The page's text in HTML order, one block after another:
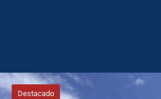
Destacado